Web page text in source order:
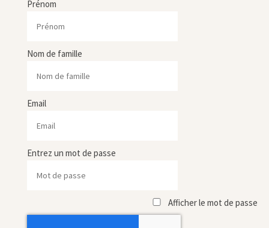
Prénom
Nom de famille
Email
Entrez un mot de passe
Afficher le mot de passe